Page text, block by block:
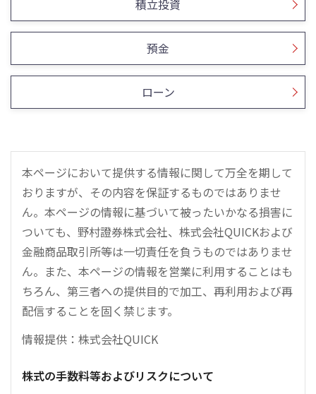
積立投資
預金
ローン
本ページにおいて提供する情報に関して万全を期して
おりますが、その内容を保証するものではありませ
ん。本ページの情報に基づいて被ったいかなる損害に
ついても、野村證券株式会社、株式会社QUICKおよび
金融商品取引所等は一切責任を負うものではありませ
ん。また、本ページの情報を営業に利用することはも
ちろん、第三者への提供目的で加工、再利用および再
配信することを固く禁じます。
情報提供：株式会社QUICK
株式の手数料等およびリスクについて